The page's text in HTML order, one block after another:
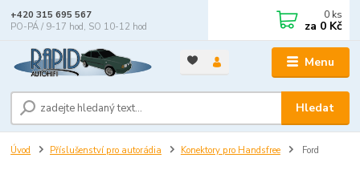
Menu
Hledat
+420 315 695 567
PO-PÁ / 9-17 hod, SO 10-12 hod
0 ks
za 0 Kč
Úvod Příslušenství pro autorádia Konektory pro Handsfree Ford